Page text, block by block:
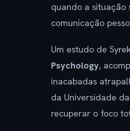
quando a situação
comunicação
Um estudo de
Psychology,
inacabadas
da Universidade
recuperar o foco